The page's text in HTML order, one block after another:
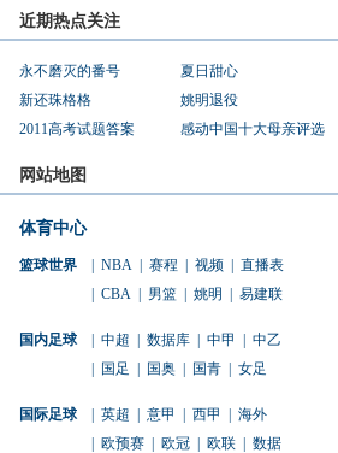
近期热点关注
永不磨灭的番号 夏日甜心
新还珠格格
姚明退役
2011高考试题答案
感动中国十大母亲评选
网站地图
体育中心
篮球世界 NBA 赛程 视频
直播表
CBA 男篮 姚明 易建联
国内足球 中超 数据库 中甲
中乙
国足 国奥 国青 女足
国际足球 英超 意甲 西甲
海外
欧预赛 欧冠 欧联 数据